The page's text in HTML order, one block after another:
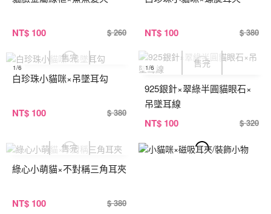
NT$ 100 $ 260 NT$ 100 $ 380
1/6
白珍珠小貓咪×吊墜耳勾
NT$ 100 $ 380
1/6
925銀針×翠綠半圓貓眼石×
吊墜耳線
NT$ 100 $ 320
綠心小萌貓×不對稱三角耳夾
NT$ 100 $ 380